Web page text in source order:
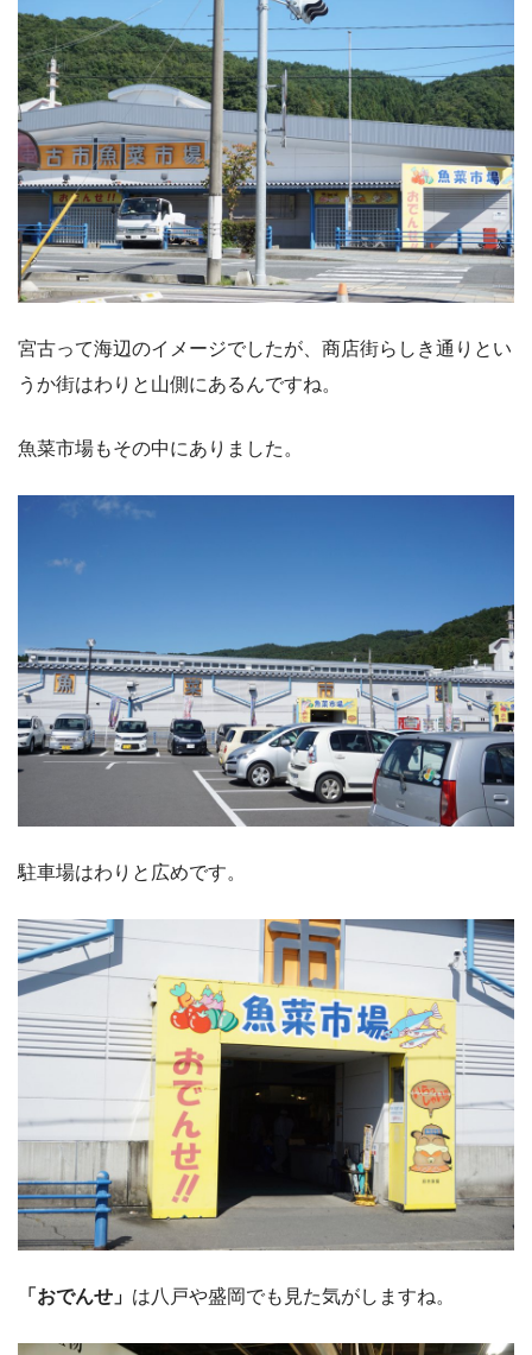
宮古って海辺のイメージでしたが、商店街らしき通りとい
うか街はわりと山側にあるんですね。
魚菜市場もその中にありました。
駐車場はわりと広めです。
「おでんせ」 は八戸や盛岡でも見た気がしますね。